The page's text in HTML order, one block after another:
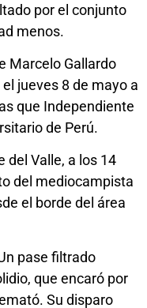
por el conjunto
menos.
Marcelo Gallardo
jueves 8 de mayo a
que Independiente
de Perú.
del Valle, a los 14
del mediocampista
el borde del área
pase filtrado
que encaró por
Su disparo